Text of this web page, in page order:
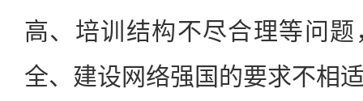
高、培训结构不尽合理等问
全、建设网络强国的要求不相